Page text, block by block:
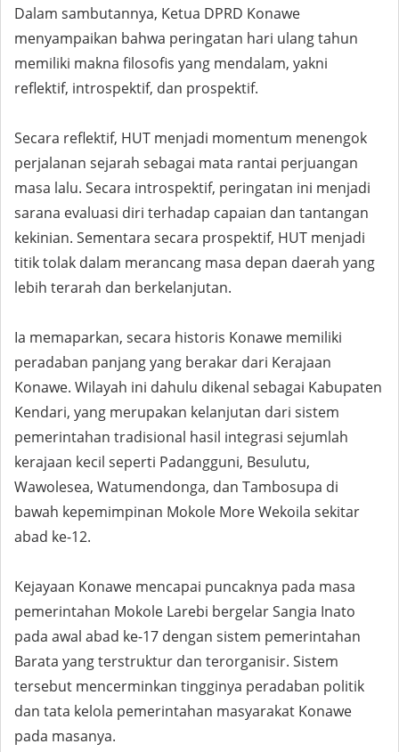
Dalam sambutannya, Ketua DPRD Konawe
menyampaikan bahwa peringatan hari ulang tahun
memiliki makna filosofis yang mendalam, yakni
reflektif, introspektif, dan prospektif.
Secara reflektif, HUT menjadi momentum menengok
perjalanan sejarah sebagai mata rantai perjuangan
masa lalu. Secara introspektif, peringatan ini menjadi
sarana evaluasi diri terhadap capaian dan tantangan
kekinian. Sementara secara prospektif, HUT menjadi
titik tolak dalam merancang masa depan daerah yang
lebih terarah dan berkelanjutan.
Ia memaparkan, secara historis Konawe memiliki
peradaban panjang yang berakar dari Kerajaan
Konawe. Wilayah ini dahulu dikenal sebagai Kabupaten
Kendari, yang merupakan kelanjutan dari sistem
pemerintahan tradisional hasil integrasi sejumlah
kerajaan kecil seperti Padangguni, Besulutu,
Wawolesea, Watumendonga, dan Tambosupa di
bawah kepemimpinan Mokole More Wekoila sekitar
abad ke-12.
Kejayaan Konawe mencapai puncaknya pada masa
pemerintahan Mokole Larebi bergelar Sangia Inato
pada awal abad ke-17 dengan sistem pemerintahan
Barata yang terstruktur dan terorganisir. Sistem
tersebut mencerminkan tingginya peradaban politik
dan tata kelola pemerintahan masyarakat Konawe
pada masanya.